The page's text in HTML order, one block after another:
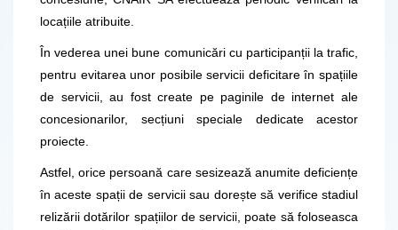
locațiile atribuite.
În vederea unei bune comunicări cu participanții la trafic,
pentru evitarea unor posibile servicii deficitare în spațiile
de servicii, au fost create pe paginile de internet ale
concesionarilor, secțiuni speciale dedicate acestor
proiecte.
Astfel, orice persoană care sesizează anumite deficiențe
în aceste spații de servicii sau dorește să verifice stadiul
relizării dotărilor spațiilor de servicii, poate să foloseasca